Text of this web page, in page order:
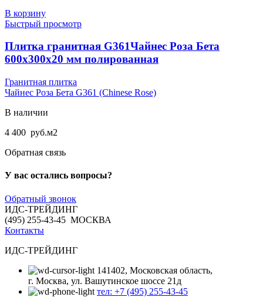
В корзину
Быстрый просмотр
Плитка гранитная G361Чайнес Роза Бета
600x300x20 мм полированная
Гранитная плитка
Чайнес Роза Бета G361 (Chinese Rose)
В наличии
4 400 руб.м2
Обратная связь
У вас остались вопросы?
Обратный звонок
ИДС-ТРЕЙДИНГ
(495) 255-43-45 МОСКВА
Контакты
ИДС-ТРЕЙДИНГ
141402, Московская область,
г. Москва, ул. Вашутинское шоссе 21д
тел: +7 (495) 255-43-45